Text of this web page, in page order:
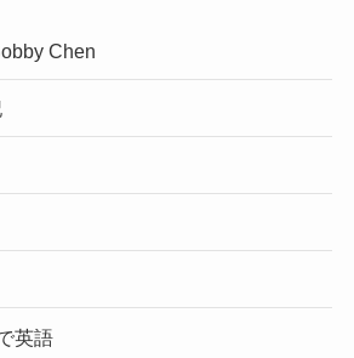
Chen
英語